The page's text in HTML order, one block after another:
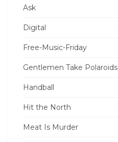
Ask
Digital
Free-Music-Friday
Gentlemen Take Polaroids
Handball
Hit the North
Meat Is Murder